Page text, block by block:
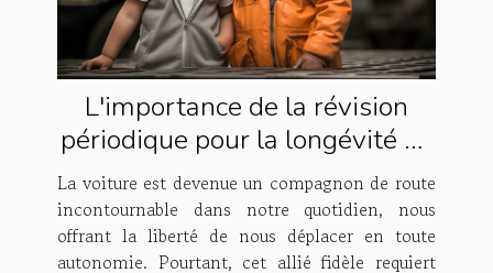
L'importance de la révision
périodique pour la longévité de
votre voiture
La voiture est devenue un compagnon de route
incontournable dans notre quotidien, nous
offrant la liberté de nous déplacer en toute
autonomie. Pourtant, cet allié fidèle requiert